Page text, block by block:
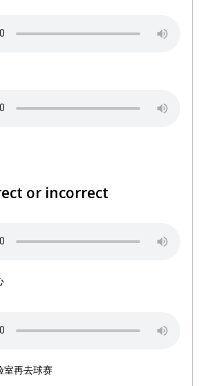
or incorrect
再去球赛